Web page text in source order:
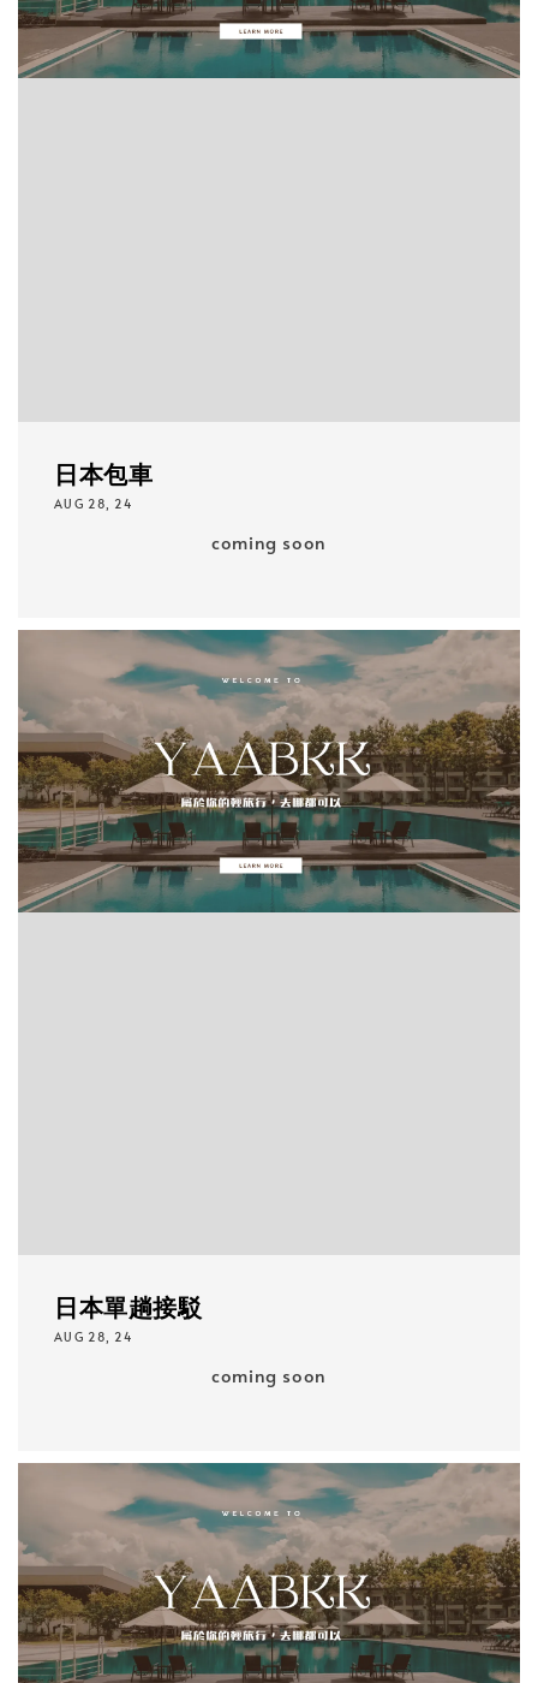
日本包車
AUG 28, 24
coming soon
日本單趟接駁
AUG 28, 24
coming soon